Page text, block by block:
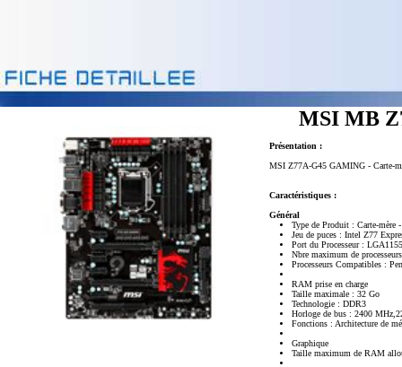
MSI MB
Présentation :
MSI Z77A-G45 GAMING - Carte-
Caractéristiques :
Général
Type de Produit : Carte-mère
Jeu de puces : Intel Z77
Port du Processeur :
Nbre maximum de
Processeurs Compatibles :
RAM prise en charge
Taille maximale : 32 Go
Technologie : DDR3
Horloge de bus : 2400
Fonctions : Architecture de
Graphique
Taille maximum de RAM